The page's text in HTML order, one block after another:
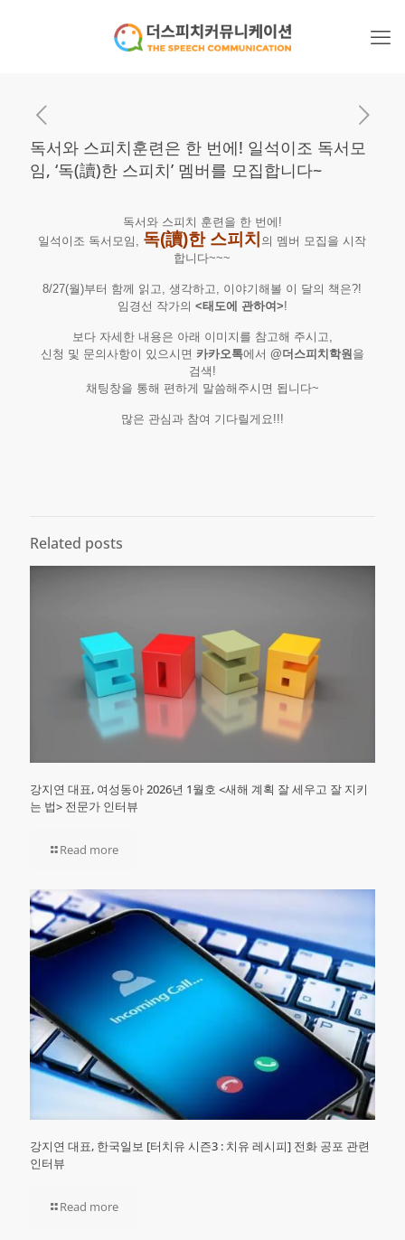
독서와 스피치훈련은 한 번에! 일석이조 독서모
임, ‘독(讀)한 스피치’ 멤버를 모집합니다~
독서와 스피치 훈련을 한 번에!
일석이조 독서모임, 독(讀)한 스피치 의 멤버 모집을 시작
합니다~~~
8/27(월)부터 함께 읽고, 생각하고, 이야기해볼 이 달의 책은?!
임경선 작가의 <태도에 관하여>!
보다 자세한 내용은 아래 이미지를 참고해 주시고,
신청 및 문의사항이 있으시면 카카오톡에서 @더스피치학원 을
검색!
채팅창을 통해 편하게 말씀해주시면 됩니다~
많은 관심과 참여 기다릴게요!!!
Related posts
강지연 대표, 여성동아 2026년 1월호 <새해 계획 잘 세우고 잘 지키
는 법> 전문가 인터뷰
Read more
강지연 대표, 한국일보 [터치유 시즌3 : 치유 레시피] 전화 공포 관련
인터뷰
Read more